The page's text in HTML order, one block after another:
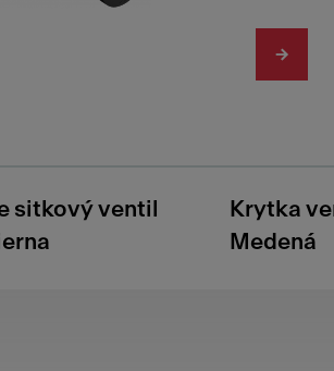
sitkový ventil
Krytka
Medená